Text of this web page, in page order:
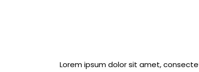
Lorem ipsum dolor sit amet,